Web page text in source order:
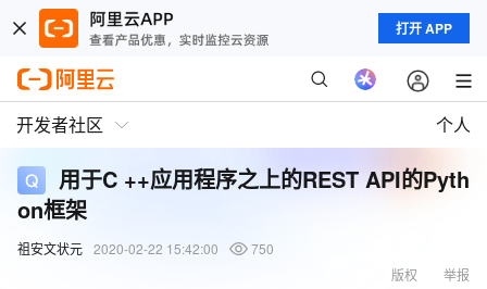
打开 APP
开发者社区 个人
用于C ++应用程序之上的REST API的Pyth
on框架
祖安文状元 2020-02-22 15:42:00
750
举报
版权